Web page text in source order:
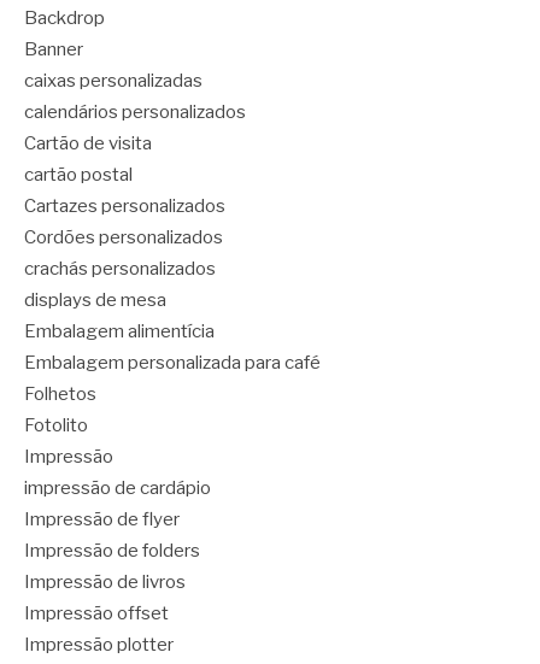
Backdrop
Banner
caixas personalizadas
calendários personalizados
Cartão de visita
cartão postal
Cartazes personalizados
Cordões personalizados
crachás personalizados
displays de mesa
Embalagem alimentícia
Embalagem personalizada para café
Folhetos
Fotolito
Impressão
impressão de cardápio
Impressão de flyer
Impressão de folders
Impressão de livros
Impressão offset
Impressão plotter